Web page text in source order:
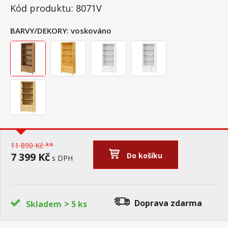
Kód produktu: 8071V
BARVY/DEKORY: voskováno
11 890 Kč **
7 399 Kč s DPH Do košíku
Skladem > 5 ks Doprava zdarma